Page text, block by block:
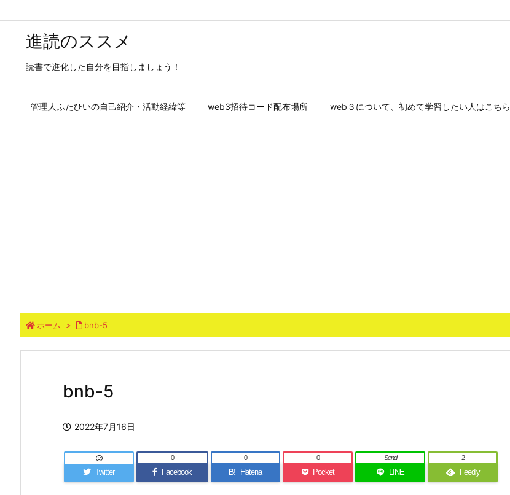
進読のススメ
読書で進化した自分を目指しましょう！
管理人ふたひいの自己紹介・活動経緯等 web3招待コード配布場所 web３について、初めて学習したい人はこちら
ホーム > bnb-5
bnb-5
2022年7月16日
Twitter Facebook
0
B! Hatena
0
Pocket
0
LINE
Send
Feedly
2